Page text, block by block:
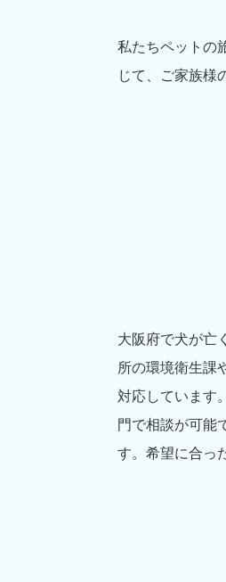
私たちペットの
じて、ご家族様
大阪府で犬が亡
所の環境衛生課
対応しています
門で相談が可能
す。希望に合っ